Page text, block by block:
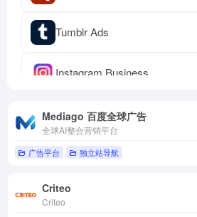
Tumblr Ads
Instagram Business
Mediago 百度全球广告
Mediago 百度全球广告
全球AI整合营销平台
广告平台 独立站导航
Criteo
Criteo